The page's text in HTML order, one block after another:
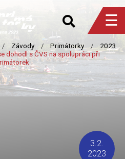
☰
3.2.
2023